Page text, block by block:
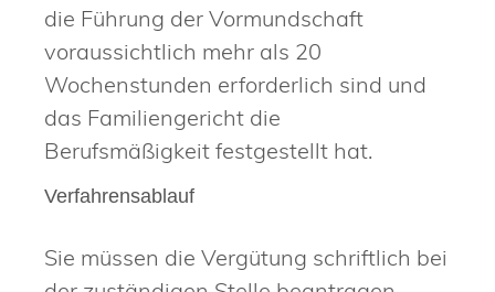
die Führung der Vormundschaft
voraussichtlich mehr als 20
Wochenstunden erforderlich sind und
das Familiengericht die
Berufsmäßigkeit festgestellt hat.
Verfahrensablauf
Sie müssen die Vergütung schriftlich bei